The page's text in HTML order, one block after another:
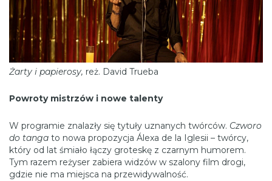
Żarty i papierosy, reż. David Trueba
Powroty mistrzów i nowe talenty
W programie znalazły się tytuły uznanych twórców. Czworo
do tanga to nowa propozycja Álexa de la Iglesii – twórcy,
który od lat śmiało łączy groteskę z czarnym humorem.
Tym razem reżyser zabiera widzów w szalony film drogi,
gdzie nie ma miejsca na przewidywalność.